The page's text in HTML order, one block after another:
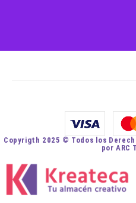
Copyrigth 2025 © Todos los
por ARC